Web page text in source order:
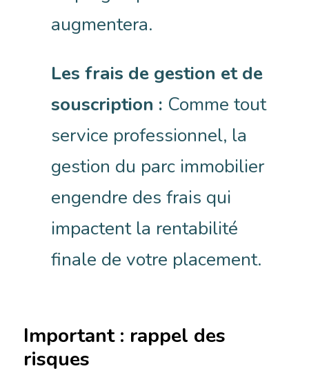
augmentera.
Les frais de gestion et de
souscription : Comme tout
service professionnel, la
gestion du parc immobilier
engendre des frais qui
impactent la rentabilité
finale de votre placement.
Important : rappel des
risques